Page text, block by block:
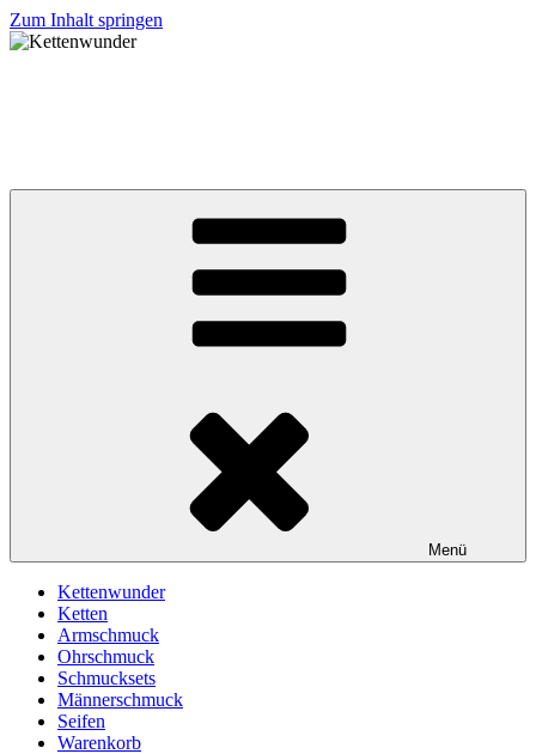
Zum Inhalt springen
Menü
Kettenwunder
Ketten
Armschmuck
Ohrschmuck
Schmucksets
Männerschmuck
Seifen
Warenkorb